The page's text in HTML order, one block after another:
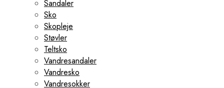
Sandaler
Sko
Skopleje
Støvler
Teltsko
Vandresandaler
Vandresko
Vandresokker